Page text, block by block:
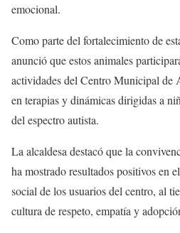
emocional.
Como parte del fortalecimiento de
anunció que estos animales
actividades del Centro Municipal de
en terapias y dinámicas dirigidas a
del espectro autista.
La alcaldesa destacó que la
ha mostrado resultados positivos en
social de los usuarios del centro, al
cultura de respeto, empatía y